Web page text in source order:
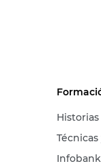
Historias
Infobank